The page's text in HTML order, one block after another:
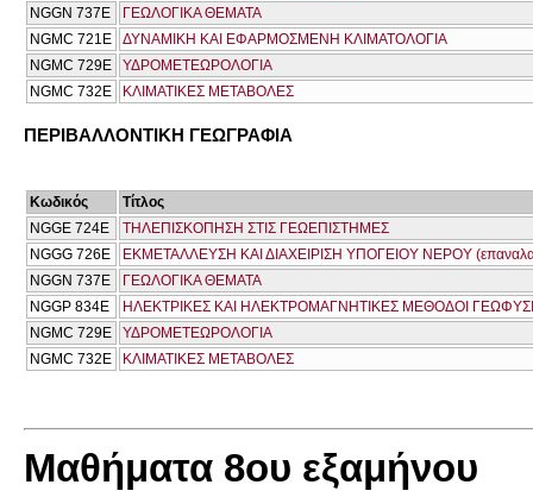
NGGN 737Ε
ΓΕΩΛΟΓΙΚΑ ΘΕΜΑΤΑ
NGMC 721Ε
ΔΥΝΑΜΙΚΗ ΚΑΙ ΕΦΑΡΜΟΣΜΕΝΗ ΚΛΙΜΑΤΟΛΟΓΙΑ
NGMC 729E
ΥΔΡΟΜΕΤΕΩΡΟΛΟΓΙΑ
NGMC 732E
ΚΛΙΜΑΤΙΚΕΣ ΜΕΤΑΒΟΛΕΣ
ΠΕΡΙΒΑΛΛΟΝΤΙΚΗ ΓΕΩΓΡΑΦΙΑ
Κωδικός
Τίτλος
NGGE 724E
ΤΗΛΕΠΙΣΚΟΠΗΣΗ ΣΤΙΣ ΓΕΩΕΠΙΣΤΗΜΕΣ
NGGG 726E
ΕΚΜΕΤΑΛΛΕΥΣΗ ΚΑΙ ΔΙΑΧΕΙΡΙΣΗ ΥΠΟΓΕΙΟΥ ΝΕΡΟΥ
NGGN 737Ε
ΓΕΩΛΟΓΙΚΑ ΘΕΜΑΤΑ
NGGP 834E
ΗΛΕΚΤΡΙΚΕΣ ΚΑΙ ΗΛΕΚΤΡΟΜΑΓΝΗΤΙΚΕΣ ΜΕΘΟΔΟΙ
NGMC 729E
ΥΔΡΟΜΕΤΕΩΡΟΛΟΓΙΑ
NGMC 732E
ΚΛΙΜΑΤΙΚΕΣ ΜΕΤΑΒΟΛΕΣ
Μαθήματα 8ου εξαμήνου